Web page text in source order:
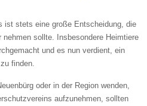
—
HINZUFÜGEN
ist stets eine große Entscheidung, die
sollte. Insbesondere Heimtiere
und es nun verdient, ein
finden.
oder in der Region wenden,
aufzunehmen, sollten